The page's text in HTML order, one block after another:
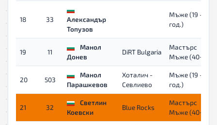
18 33
Александър
Топузов
Мъже (19 - 39
год.)
19 11
Манол
Донев
DiRT Bulgaria
Мастърс
Мъже (40+)
20 503
Манол
Парашкевов
Хоталич -
Севлиево
Мъже (19 - 39
год.)
21 32
Светлин
Коевски
Blue Rocks
Мастърс
Мъже (40+)